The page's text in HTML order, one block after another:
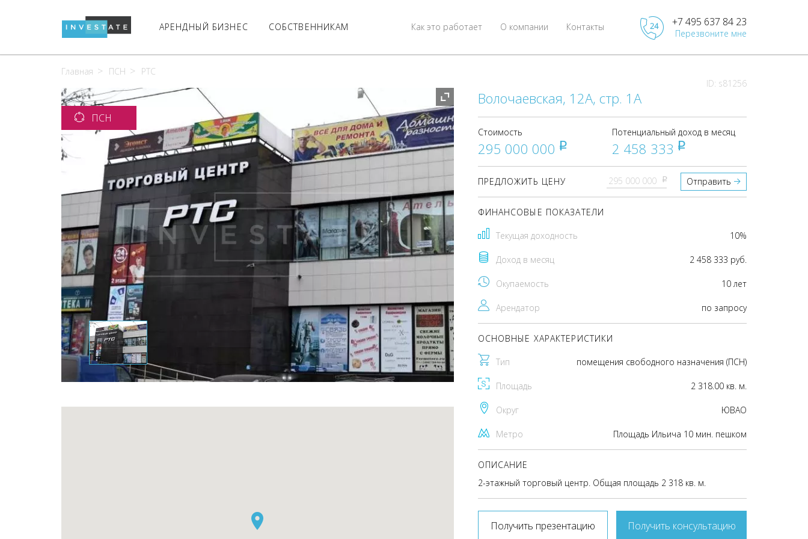
АРЕНДНЫЙ БИЗНЕС СОБСТВЕННИКАМ Контакты
О компании
Как это работает +7 495 637 84 23
Перезвоните мне
Главная ПСН
РТС
ID: s81256
ПСН
Волочаевская, 12А, стр. 1А
Стоимость
295 000 000 pуб
Потенциальный доход в месяц
2 458 333 pуб
ПРЕДЛОЖИТЬ ЦЕНУ pуб Отправить
ФИНАНСОВЫЕ ПОКАЗАТЕЛИ
Текущая доходность 10%
Доход в месяц 2 458 333 руб.
Окупаемость 10 лет
Арендатор по запросу
ОСНОВНЫЕ ХАРАКТЕРИСТИКИ
Тип помещения свободного назначения (ПСН)
Площадь 2 318.00 кв. м.
Округ ЮВАО
Метро Площадь Ильича 10 мин. пешком
ОПИСАНИЕ
2-этажный торговый центр. Общая площадь 2 318 кв. м.
Получить презентацию Получить консультацию